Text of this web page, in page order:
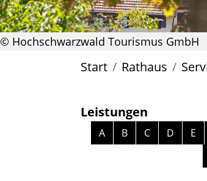
© Hochschwarzwald Tourismus GmbH
Start Rathaus
Leistungen
Alphabetisches
A B C D E